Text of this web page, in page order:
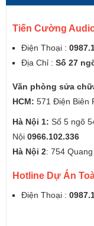
Tiến Cường
Điện Thoại :
Địa Chỉ : Số 27
Văn phòng sửa
HCM: 571 Điện Biên
Hà Nội 1: Số 5 ngõ
Nội 0966.102.336
Hà Nội 2: 754
Hotline Dự Án
Điện Thoại :